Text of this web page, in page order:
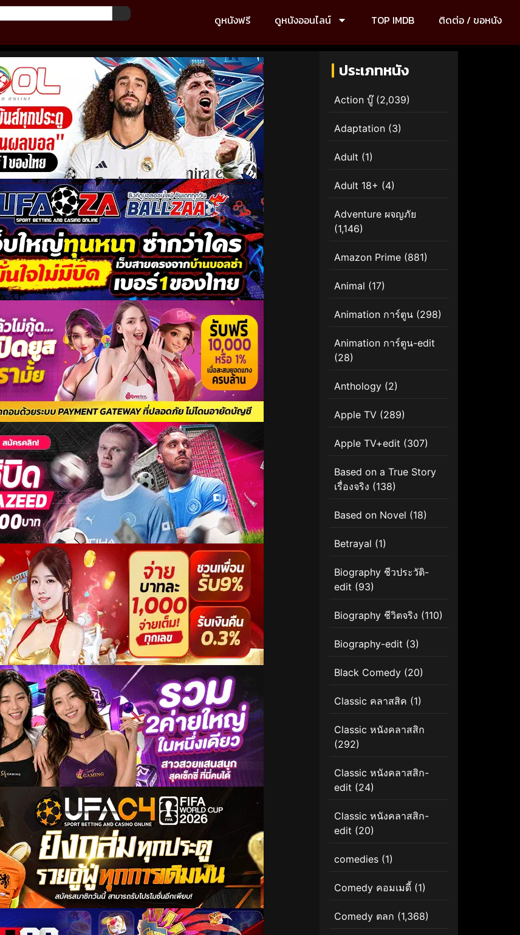
ดูหนังฟรี ดูหนังออนไลน์ TOP IMDB ติดต่อ / ขอหนัง
ประเภทหนัง
Action บู๊(2,039)
Adaptation (3)
Adult (1)
Adult 18+ (4)
Adventure ผจญภัย
(1,146)
Amazon Prime (881)
Animal (17)
Animation การ์ตูน (298)
Animation การ์ตูน-edit
(28)
Anthology (2)
Apple TV (289)
Apple TV+edit (307)
Based on a True Story
เรื่องจริง (138)
Based on Novel (18)
Betrayal (1)
Biography ชีวประวัติ-
edit (93)
Biography ชีวิตจริง (110)
Biography-edit (3)
Black Comedy (20)
Classic คลาสสิค (1)
Classic หนังคลาสสิก
(292)
Classic หนังคลาสสิก-
edit (24)
Classic หนังคลาสสิก-
edit (20)
comedies (1)
Comedy คอมเมดี้ (1)
Comedy ตลก (1,368)